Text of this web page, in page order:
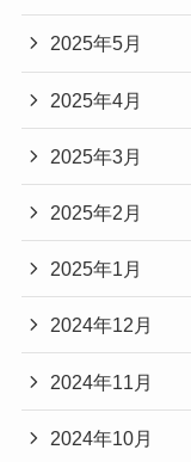
2025年5月
2025年4月
2025年3月
2025年2月
2025年1月
2024年12月
2024年11月
2024年10月